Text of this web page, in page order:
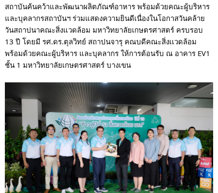
สถาบันค้นคว้าและพัฒนาผลิตภัณฑ์อาหาร พร้อมด้วยคณะผู้บริหาร
และบุคลากรสถาบันฯ ร่วมแสดงความยินดีเนื่องในโอกาสวันคล้าย
วันสถาปนาคณะสิ่งแวดล้อม มหาวิทยาลัยเกษตรศาสตร์ ครบรอบ
13 ปี โดยมี รศ.ดร.ตุลวิทย์ สถาปนจารุ คณบดีคณะสิ่งเเวดล้อม
พร้อมด้วยคณะผู้บริหาร และบุคลากร ให้การต้อนรับ ณ อาคาร EV1
ชั้น 1 มหาวิทยาลัยเกษตรศาสตร์ บางเขน